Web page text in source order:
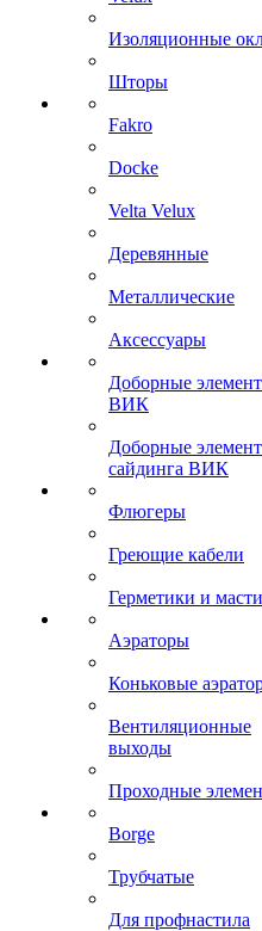
Изоляционные
Шторы
Fakro
Docke
Velta Velux
Деревянные
Металлические
Аксессуары
Доборные
ВИК
Доборные
сайдинга ВИК
Флюгеры
Греющие кабели
Герметики и
Аэраторы
Коньковые
Вентиляционные
выходы
Проходные
Borge
Трубчатые
Для профнастила